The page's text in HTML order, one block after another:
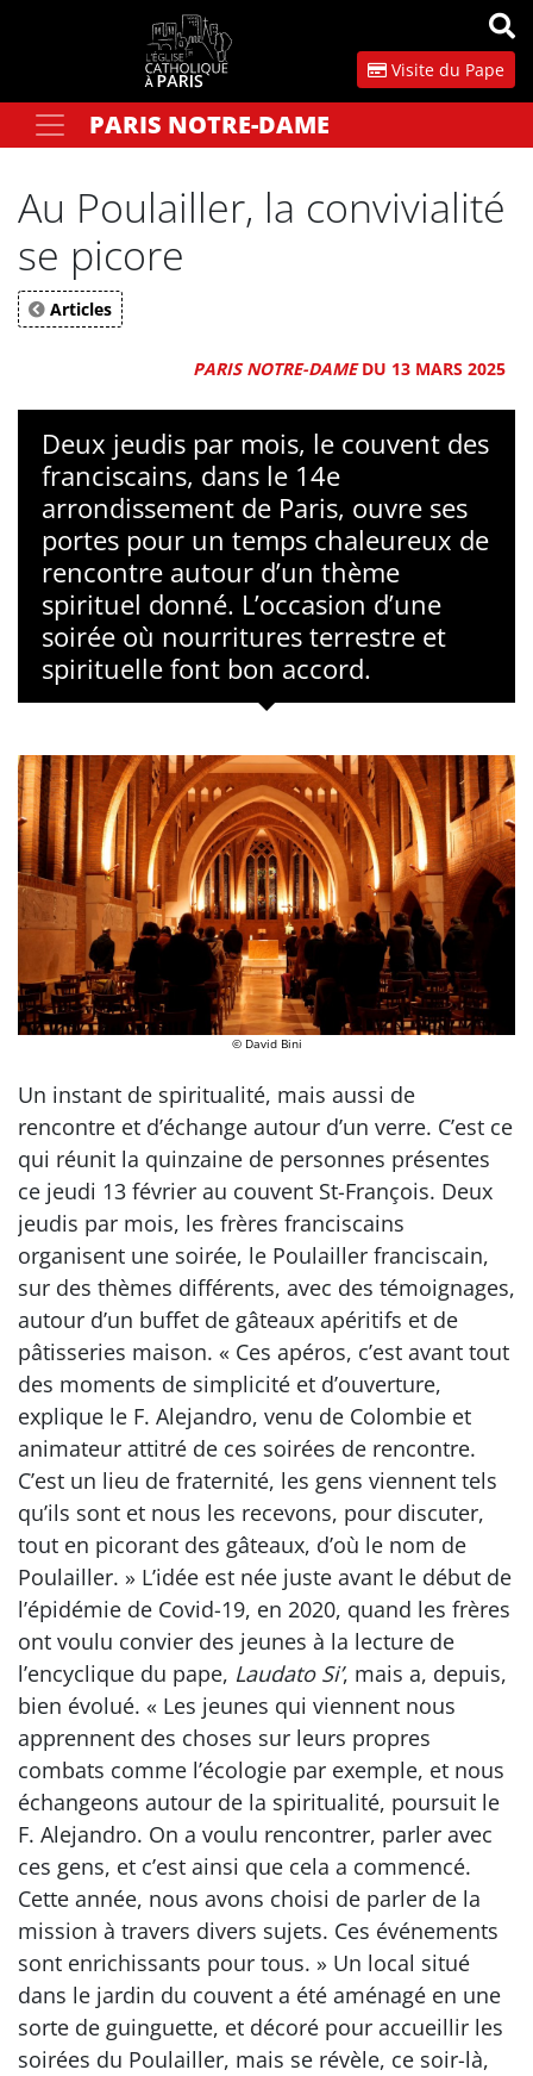
Visite du Pape
Votre recherchePARIS NOTRE-DAME
Au Poulailler, la convivialité
se picore
Articles
PARIS NOTRE-DAMEDU 13 MARS 2025
Deux jeudis par mois, le couvent des
franciscains, dans le 14e
arrondissement de Paris, ouvre ses
portes pour un temps chaleureux de
rencontre autour d’un thème
spirituel donné. L’occasion d’une
soirée où nourritures terrestre et
spirituelle font bon accord.
© David Bini
Un instant de spiritualité, mais aussi de
rencontre et d’échange autour d’un verre. C’est ce
qui réunit la quinzaine de personnes présentes
ce jeudi 13 février au couvent St-François. Deux
jeudis par mois, les frères franciscains
organisent une soirée, le Poulailler franciscain,
sur des thèmes différents, avec des témoignages,
autour d’un buffet de gâteaux apéritifs et de
pâtisseries maison. « Ces apéros, c’est avant tout
des moments de simplicité et d’ouverture,
explique le F. Alejandro, venu de Colombie et
animateur attitré de ces soirées de rencontre.
C’est un lieu de fraternité, les gens viennent tels
qu’ils sont et nous les recevons, pour discuter,
tout en picorant des gâteaux, d’où le nom de
Poulailler. » L’idée est née juste avant le début de
l’épidémie de Covid-19, en 2020, quand les frères
ont voulu convier des jeunes à la lecture de
l’encyclique du pape, Laudato Si’, mais a, depuis,
bien évolué. « Les jeunes qui viennent nous
apprennent des choses sur leurs propres
combats comme l’écologie par exemple, et nous
échangeons autour de la spiritualité, poursuit le
F. Alejandro. On a voulu rencontrer, parler avec
ces gens, et c’est ainsi que cela a commencé.
Cette année, nous avons choisi de parler de la
mission à travers divers sujets. Ces événements
sont enrichissants pour tous. » Un local situé
dans le jardin du couvent a été aménagé en une
sorte de guinguette, et décoré pour accueillir les
soirées du Poulailler, mais se révèle, ce soir-là,
Panneau de gestion des cookies